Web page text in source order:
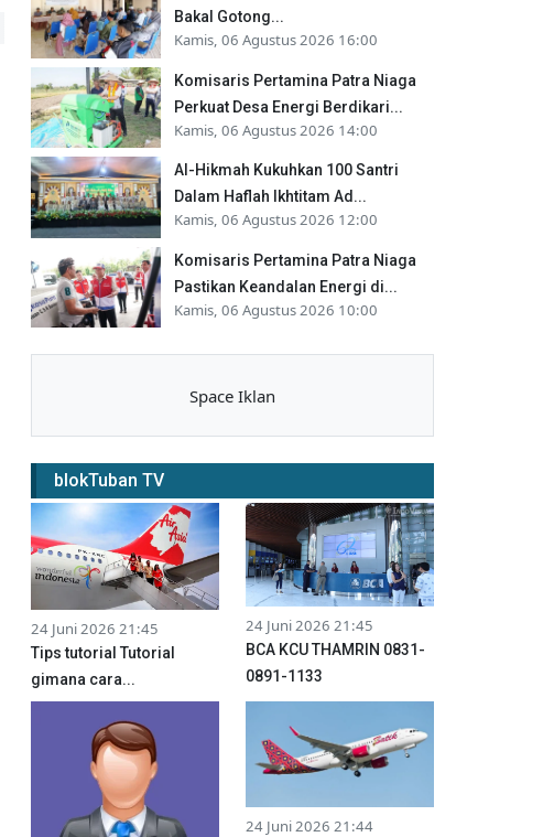
Bakal Gotong...
Kamis, 06 Agustus 2026 16:00
Komisaris Pertamina Patra Niaga
Perkuat Desa Energi Berdikari...
Kamis, 06 Agustus 2026 14:00
Al-Hikmah Kukuhkan 100 Santri
Dalam Haflah Ikhtitam Ad...
Kamis, 06 Agustus 2026 12:00
Komisaris Pertamina Patra Niaga
Pastikan Keandalan Energi di...
Kamis, 06 Agustus 2026 10:00
Space Iklan
blokTuban TV
24 Juni 2026 21:45
Tips tutorial Tutorial
gimana cara...
24 Juni 2026 21:45
BCA KCU THAMRIN 0831-
0891-1133
24 Juni 2026 21:44